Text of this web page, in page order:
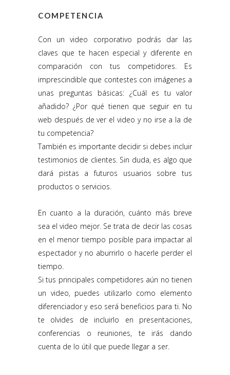
COMPETENCIA
Con un video corporativo podrás dar las
claves que te hacen especial y diferente en
comparación con tus competidores. Es
imprescindible que contestes con imágenes a
unas preguntas básicas: ¿Cuál es tu valor
añadido? ¿Por qué tienen que seguir en tu
web después de ver el video y no irse a la de
tu competencia?
También es importante decidir si debes incluir
testimonios de clientes. Sin duda, es algo que
dará pistas a futuros usuarios sobre tus
productos o servicios.
En cuanto a la duración, cuánto más breve
sea el video mejor. Se trata de decir las cosas
en el menor tiempo posible para impactar al
espectador y no aburrirlo o hacerle perder el
tiempo.
Si tus principales competidores aún no tienen
un video, puedes utilizarlo como elemento
diferenciador y eso será beneficios para ti. No
te olvides de incluirlo en presentaciones,
conferencias o reuniones, te irás dando
cuenta de lo útil que puede llegar a ser.